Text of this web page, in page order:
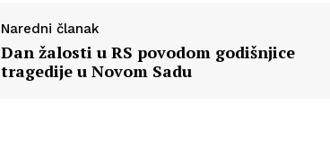
Naredni članak
Dan žalosti u RS povodom godišnjice
tragedije u Novom Sadu